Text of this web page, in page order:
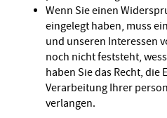
Wenn Sie einen
eingelegt haben, muss
und unseren Interessen
noch nicht feststeht,
haben Sie das Recht, die
Verarbeitung Ihrer
verlangen.